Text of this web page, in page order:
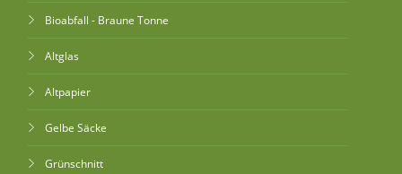
Bioabfall - Braune Tonne
Altglas
Altpapier
Gelbe Säcke
Grünschnitt